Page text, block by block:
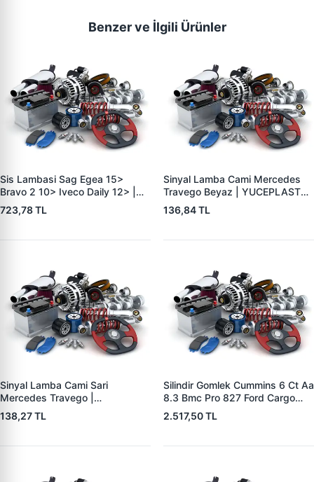
Benzer ve İlgili Ürünler
Sis Lambasi Sag Egea 15>
Bravo 2 10> Iveco Daily 12> |
ZENON FI9511 | OEM 51775551
723,78 TL
Sinyal Lamba Cami Mercedes
Travego Beyaz | YUCEPLAST
YP-75 B | OEM YP-75 B
136,84 TL
Sinyal Lamba Cami Sari
Mercedes Travego |
YUCEPLAST YP-75 S | OEM YP-
75 S
138,27 TL
Silindir Gomlek Cummins 6 Ct Aa
8.3 Bmc Pro 827 Ford Cargo
3226 Euro 1 / 114 Mm+200
Farkli | YENMAK 5195-2
2.517,50 TL